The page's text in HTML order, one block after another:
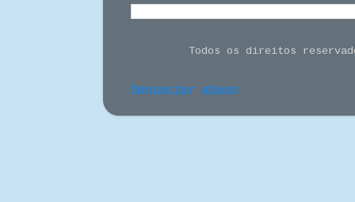
Todos os direitos
Denunciar abuso